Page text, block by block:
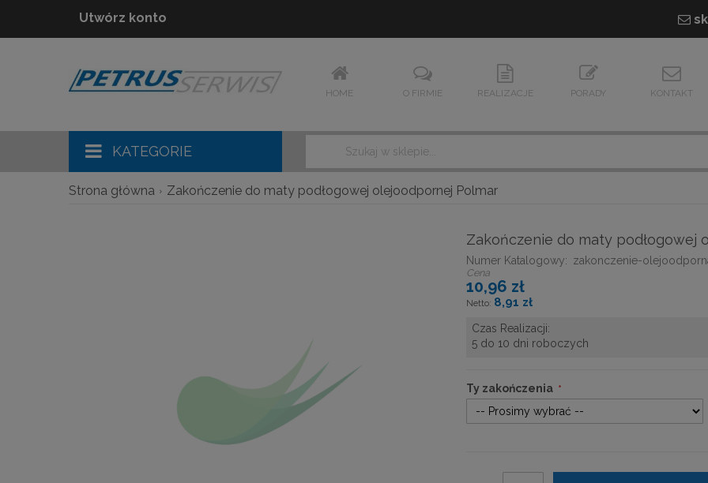
Utwórz konto
HOME O FIRMIE REALIZACJE PORADY KONTAKT
KATEGORIE
Strona główna Zakończenie do maty podłogowej olejoodpornej Polmar
Zakończenie do maty podłogowej
Numer Katalogowy: zakonczenie-
Cena
10,96 zł
8,91 zł
Czas Realizacji:
5 do 10 dni roboczych
Ty zakończenia